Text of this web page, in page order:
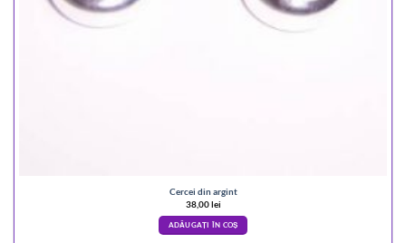
Cercei din argint
38,00lei
ADĂUGAȚI ÎN COȘ